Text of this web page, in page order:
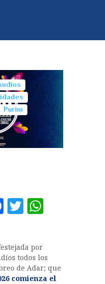
Purim
F
e
b
T
te
r
s
A
por
todos los
de Adar; que
comienza el